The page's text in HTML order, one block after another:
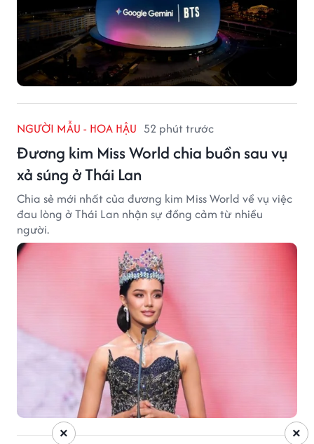
NGƯỜI MẪU - HOA HẬU 52 phút trước
Đương kim Miss World chia buồn sau vụ
xả súng ở Thái Lan
Chia sẻ mới nhất của đương kim Miss World về vụ việc
đau lòng ở Thái Lan nhận sự đồng cảm từ nhiều
người.
×
×